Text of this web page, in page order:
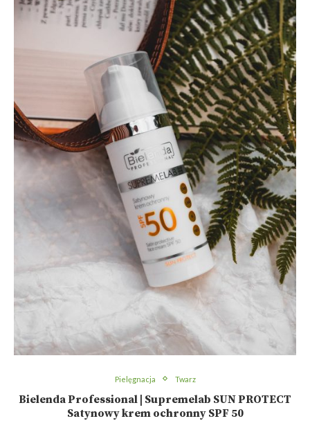
Pielęgnacja Twarz
Bielenda Professional | Supremelab SUN PROTECT
Satynowy krem ochronny SPF 50